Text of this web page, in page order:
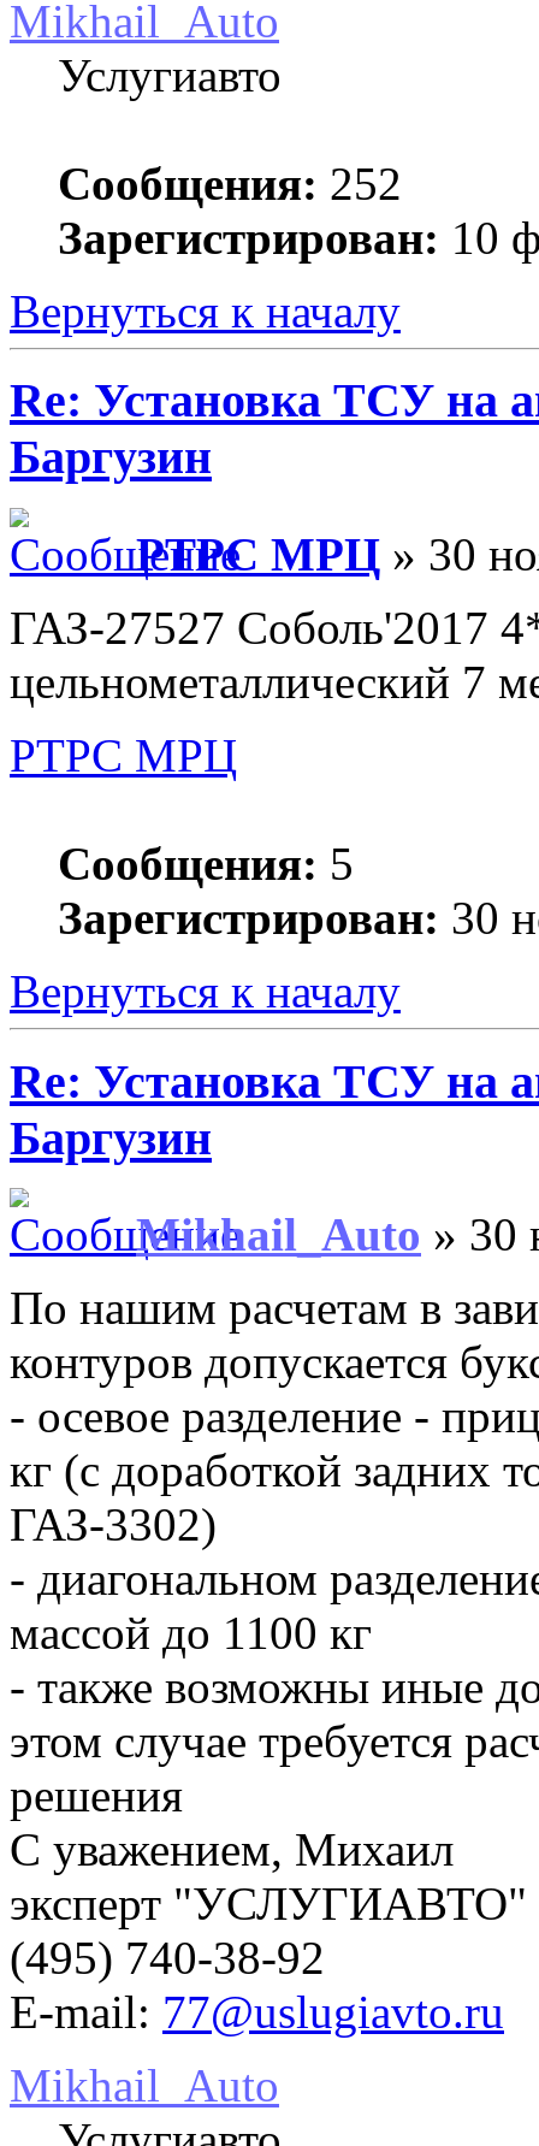
Mikhail_Auto
Услугиавто
Сообщения: 252
Зарегистрирован: 10
Вернуться к началу
Re: Установка ТСУ на
Баргузин
РТРС МРЦ » 30
ГАЗ-27527 Соболь'2017
цельнометаллический 7
РТРС МРЦ
Сообщения: 5
Зарегистрирован: 30
Вернуться к началу
Re: Установка ТСУ на
Баргузин
Mikhail_Auto » 30
По нашим расчетам в
контуров допускается
- осевое разделение -
кг (с доработкой задних
ГАЗ-3302)
- диагональном
массой до 1100 кг
- также возможны иные
этом случае требуется
решения
С уважением, Михаил
эксперт "УСЛУГИАВТО"
(495) 740-38-92
E-mail: 77@uslugiavto.ru
Mikhail_Auto